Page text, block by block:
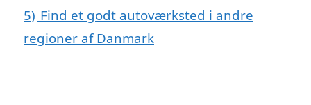
5) Find et godt autoværksted i andre
regioner af Danmark